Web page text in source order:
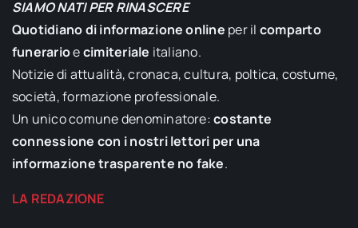
SIAMO NATI PER RINASCERE
Quotidiano di informazione online per il comparto
funerarioecimiteriale italiano.
Notizie di attualità, cronaca, cultura, poltica, costume,
società, formazione professionale.
Un unico comune denominatore:costante
connessione con i nostri lettori per una
informazione trasparente no fake.
LA REDAZIONE